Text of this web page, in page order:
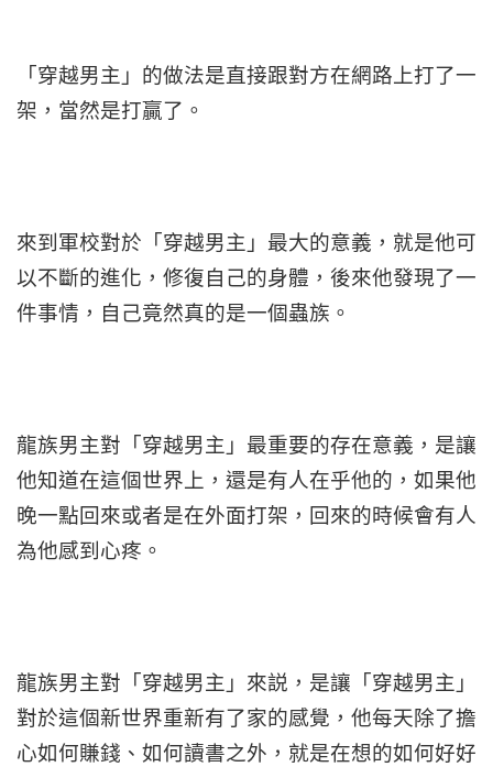
「穿越男主」的做法是直接跟對方在網路上打了一
架，當然是打贏了。
來到軍校對於「穿越男主」最大的意義，就是他可
以不斷的進化，修復自己的身體，後來他發現了一
件事情，自己竟然真的是一個蟲族。
龍族男主對「穿越男主」最重要的存在意義，是讓
他知道在這個世界上，還是有人在乎他的，如果他
晚一點回來或者是在外面打架，回來的時候會有人
為他感到心疼。
龍族男主對「穿越男主」來説，是讓「穿越男主」
對於這個新世界重新有了家的感覺，他每天除了擔
心如何賺錢、如何讀書之外，就是在想的如何好好